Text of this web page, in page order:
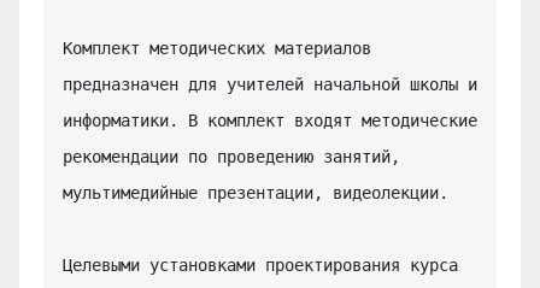
Комплект методических материалов
предназначен для учителей начальной школы и
информатики. В комплект входят методические
рекомендации по проведению занятий,
мультимедийные презентации, видеолекции.
Целевыми установками проектирования курса